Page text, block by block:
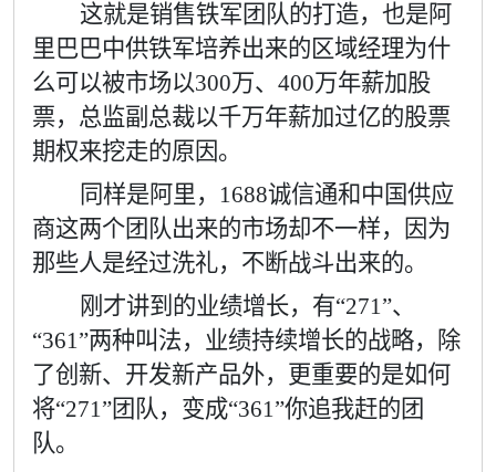
这就是销售铁军团队的打造，也是阿
里巴巴中供铁军培养出来的区域经理为什
么可以被市场以300万、 400万年薪加股
票，总监副总裁以千万年薪加过亿的股票
期权来挖走的原因。
同样是阿里， 1688诚信通和中国供应
商这两个团队出来的市场却不一样，因为
那些人是经过洗礼，不断战斗出来的。
刚才讲到的业绩增长，有“271”、
“361”两种叫法，业绩持续增长的战略，除
了创新、开发新产品外，更重要的是如何
将“271”团队，变成“361”你追我赶的团
队。